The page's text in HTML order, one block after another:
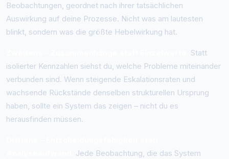
Beobachtungen, geordnet nach ihrer tatsächlichen
Auswirkung auf deine Prozesse. Nicht was am lautesten
blinkt, sondern was die größte Hebelwirkung hat.
Statt
isolierter Kennzahlen siehst du, welche Probleme miteinander
verbunden sind. Wenn steigende Eskalationsraten und
wachsende Rückstände denselben strukturellen Ursprung
haben, sollte ein System das zeigen – nicht du es
herausfinden müssen.
Jede Beobachtung, die das System